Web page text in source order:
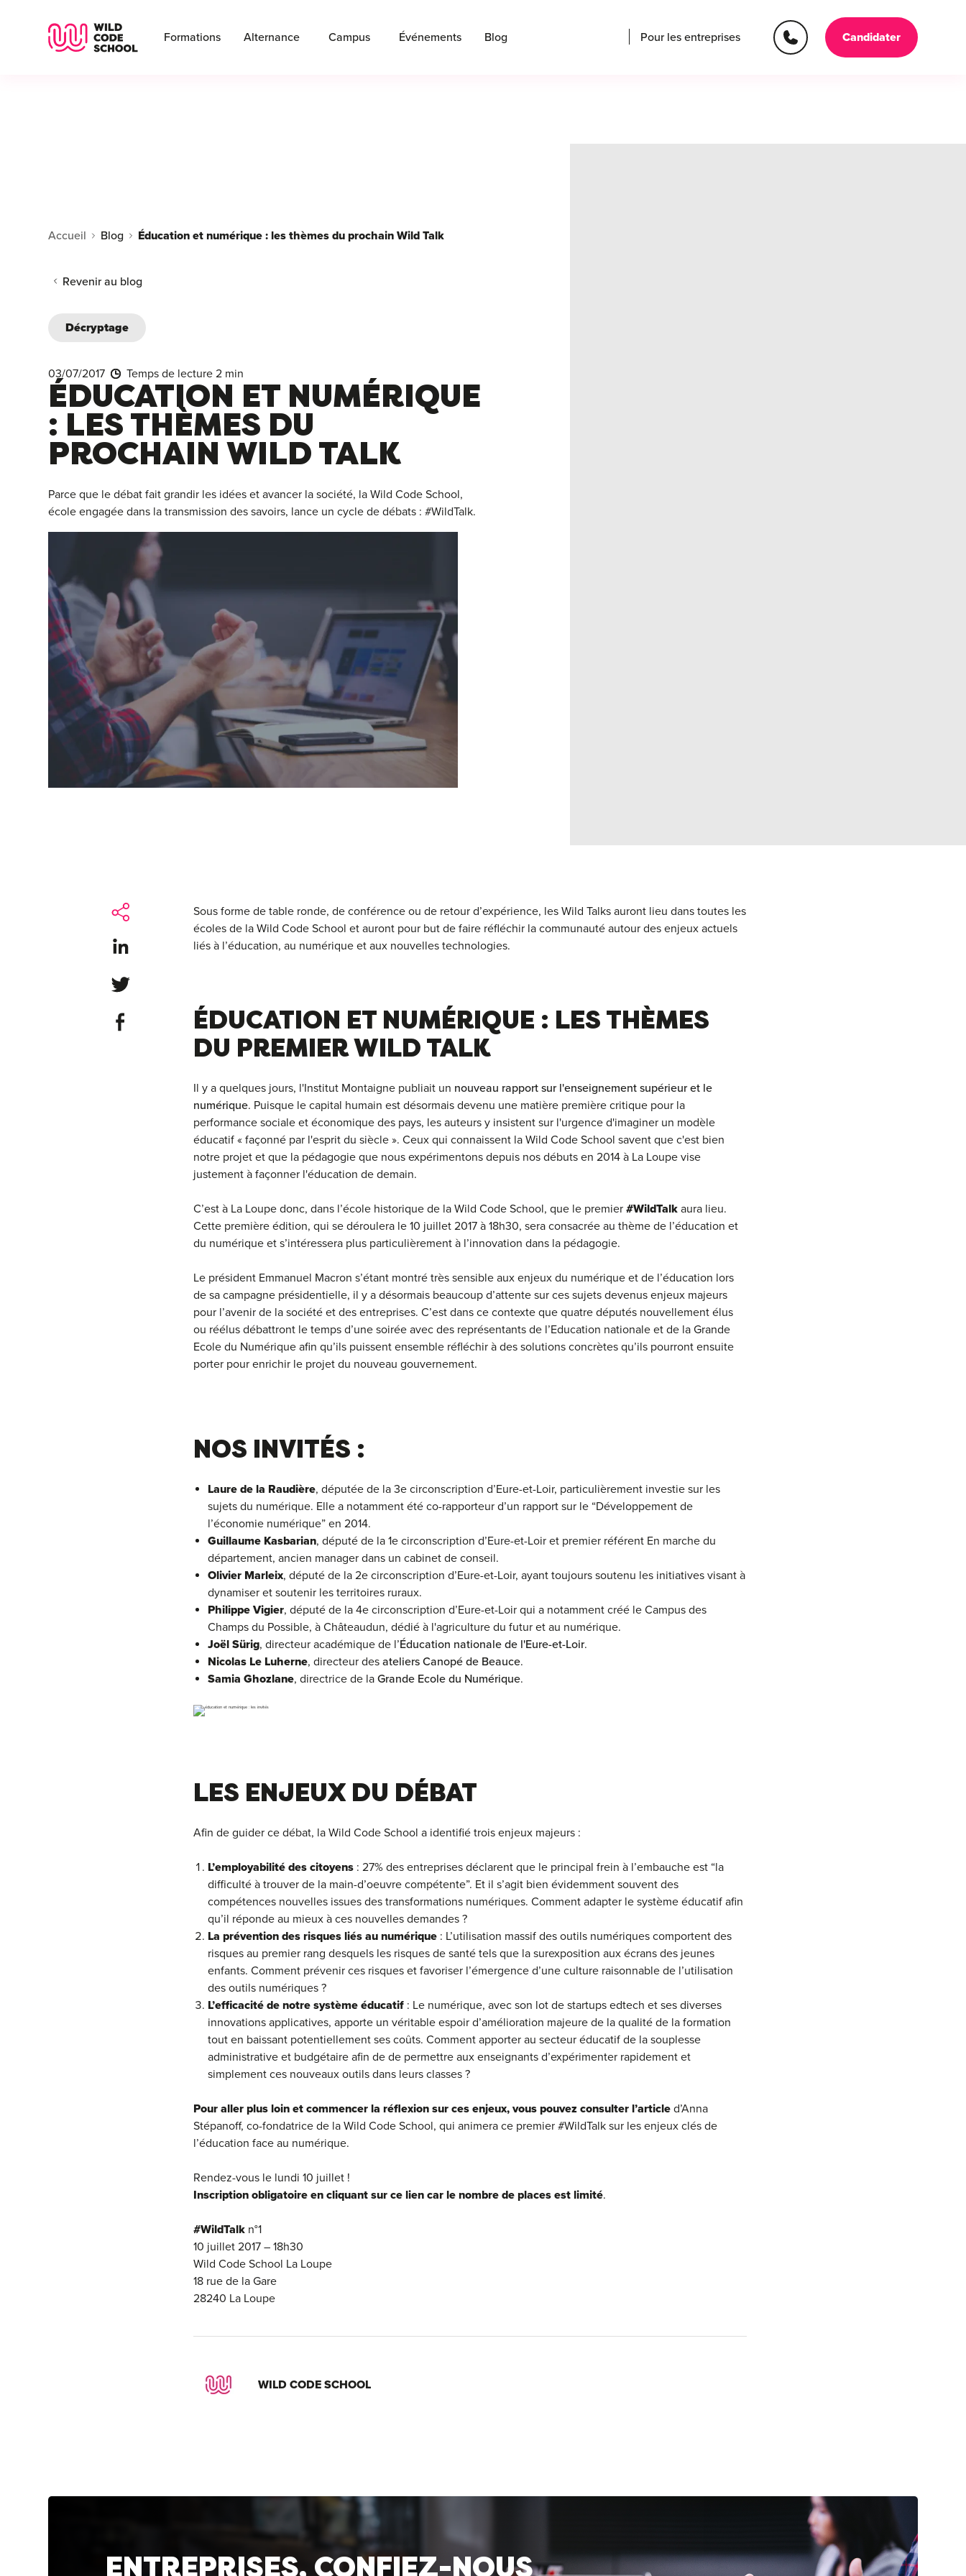
Wild Code School Header Logo
Formations Alternance Campus Événements Blog Pour les entreprises Candidater
Accueil Blog Éducation et numérique : les thèmes du prochain Wild Talk
Revenir au blog
Décryptage
03/07/2017 Temps de lecture 2 min
ÉDUCATION ET NUMÉRIQUE
: LES THÈMES DU
PROCHAIN WILD TALK
Parce que le débat fait grandir les idées et avancer la société, la Wild Code School,
école engagée dans la transmission des savoirs, lance un cycle de débats : #WildTalk.
Share on LinkedIn
Share on Twitter
Share on Facebook
Sous forme de table ronde, de conférence ou de retour d’expérience, les Wild Talks auront lieu dans toutes les
écoles de la Wild Code School et auront pour but de faire réfléchir la communauté autour des enjeux actuels
liés à l’éducation, au numérique et aux nouvelles technologies.
ÉDUCATION ET NUMÉRIQUE : LES THÈMES
DU PREMIER WILD TALK
Il y a quelques jours, l'Institut Montaigne publiait un nouveau rapport sur l'enseignement supérieur et le
numérique. Puisque le capital humain est désormais devenu une matière première critique pour la
performance sociale et économique des pays, les auteurs y insistent sur l'urgence d'imaginer un modèle
éducatif « façonné par l'esprit du siècle ». Ceux qui connaissent la Wild Code School savent que c'est bien
notre projet et que la pédagogie que nous expérimentons depuis nos débuts en 2014 à La Loupe vise
justement à façonner l'éducation de demain.
C’est à La Loupe donc, dans l’école historique de la Wild Code School, que le premier #WildTalk aura lieu.
Cette première édition, qui se déroulera le 10 juillet 2017 à 18h30, sera consacrée au thème de l’éducation et
du numérique et s’intéressera plus particulièrement à l’innovation dans la pédagogie.
Le président Emmanuel Macron s’étant montré très sensible aux enjeux du numérique et de l’éducation lors
de sa campagne présidentielle, il y a désormais beaucoup d’attente sur ces sujets devenus enjeux majeurs
pour l’avenir de la société et des entreprises. C’est dans ce contexte que quatre députés nouvellement élus
ou réélus débattront le temps d’une soirée avec des représentants de l’Education nationale et de la Grande
Ecole du Numérique afin qu’ils puissent ensemble réfléchir à des solutions concrètes qu’ils pourront ensuite
porter pour enrichir le projet du nouveau gouvernement.
NOS INVITÉS :
Laure de la Raudière, députée de la 3e circonscription d’Eure-et-Loir, particulièrement investie sur les
sujets du numérique. Elle a notamment été co-rapporteur d’un rapport sur le “Développement de
l’économie numérique” en 2014.
Guillaume Kasbarian, député de la 1e circonscription d’Eure-et-Loir et premier référent En marche du
département, ancien manager dans un cabinet de conseil.
Olivier Marleix, député de la 2e circonscription d’Eure-et-Loir, ayant toujours soutenu les initiatives visant à
dynamiser et soutenir les territoires ruraux.
Philippe Vigier, député de la 4e circonscription d’Eure-et-Loir qui a notamment créé le Campus des
Champs du Possible, à Châteaudun, dédié à l'agriculture du futur et au numérique.
Joël Sürig, directeur académique de l’Éducation nationale de l'Eure-et-Loir.
Nicolas Le Luherne, directeur des ateliers Canopé de Beauce.
Samia Ghozlane, directrice de la Grande Ecole du Numérique.
LES ENJEUX DU DÉBAT
Afin de guider ce débat, la Wild Code School a identifié trois enjeux majeurs :
L’employabilité des citoyens : 27% des entreprises déclarent que le principal frein à l’embauche est “la
difficulté à trouver de la main-d’oeuvre compétente”. Et il s’agit bien évidemment souvent des
compétences nouvelles issues des transformations numériques. Comment adapter le système éducatif afin
qu’il réponde au mieux à ces nouvelles demandes ?
La prévention des risques liés au numérique : L’utilisation massif des outils numériques comportent des
risques au premier rang desquels les risques de santé tels que la surexposition aux écrans des jeunes
enfants. Comment prévenir ces risques et favoriser l’émergence d’une culture raisonnable de l’utilisation
des outils numériques ?
L’efficacité de notre système éducatif : Le numérique, avec son lot de startups edtech et ses diverses
innovations applicatives, apporte un véritable espoir d’amélioration majeure de la qualité de la formation
tout en baissant potentiellement ses coûts. Comment apporter au secteur éducatif de la souplesse
administrative et budgétaire afin de de permettre aux enseignants d’expérimenter rapidement et
simplement ces nouveaux outils dans leurs classes ?
Pour aller plus loin et commencer la réflexion sur ces enjeux, vous pouvez consulter l’article d’Anna
Stépanoff, co-fondatrice de la Wild Code School, qui animera ce premier #WildTalk sur les enjeux clés de
l’éducation face au numérique.
Rendez-vous le lundi 10 juillet !
Inscription obligatoire en cliquant sur ce lien car le nombre de places est limité.
#WildTalk n°1
10 juillet 2017 – 18h30
Wild Code School La Loupe
18 rue de la Gare
28240 La Loupe
WILD CODE SCHOOL
ENTREPRISES, CONFIEZ-NOUS